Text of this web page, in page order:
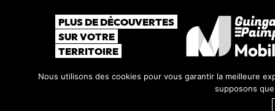
PLUS DE DÉCOUVERTES
SUR VOTRE
TERRITOIRE
Nous utilisons des cookies pour vous garantir la meilleure
supposons